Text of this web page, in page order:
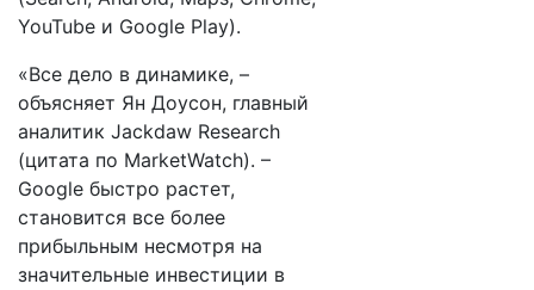
YouTube и Google Play).
«Все дело в динамике, –
объясняет Ян Доусон, главный
аналитик Jackdaw Research
(цитата по MarketWatch). –
Google быстро растет,
становится все более
прибыльным несмотря на
значительные инвестиции в